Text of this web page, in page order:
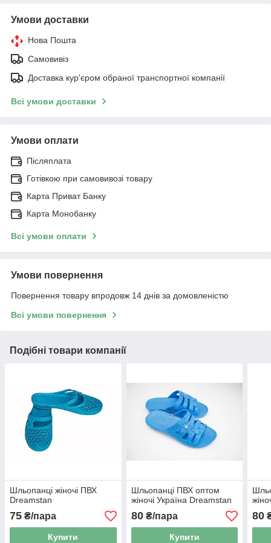
Умови доставки
Нова Пошта
Самовивіз
Доставка кур'єром обраної транспортної компанії
Всі умови доставки
Умови оплати
Післяплата
Готівкою при самовивозі товару
Карта Приват Банку
Карта Монобанку
Всі умови оплати
Умови повернення
Повернення товару впродовж 14 днів за домовленістю
Всі умови повернення
Подібні товари компанії
Шльопанці жіночі ПВХ
Dreamstan
75 ₴/пара
Купити
Шльопанці ПВХ оптом
жіночі Україна Dreamstan
80₴/пара
Купити
80